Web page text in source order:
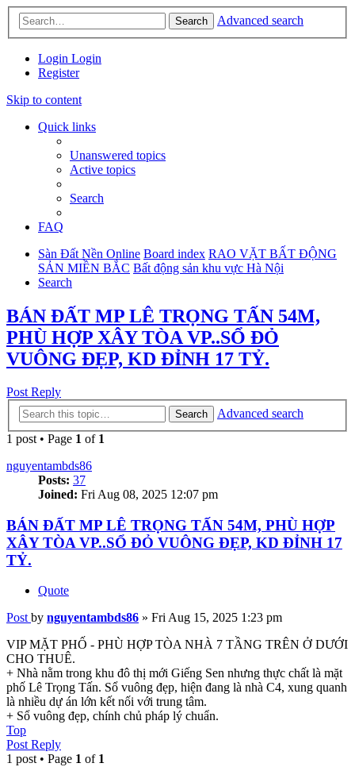
Search Advanced search
Login Login
Register
Skip to content
Quick links
Unanswered topics
Active topics
Search
FAQ
Sàn Đất Nền Online Board index RAO VẶT BẤT ĐỘNG
SẢN MIỀN BẮC Bất động sản khu vực Hà Nội
Search
BÁN ĐẤT MP LÊ TRỌNG TẤN 54M,
PHÙ HỢP XÂY TÒA VP..SỔ ĐỎ
VUÔNG ĐẸP, KD ĐỈNH 17 TỶ.
Post Reply
Search
Advanced search
1 post • Page 1 of 1
nguyentambds86
Posts: 37
Joined: Fri Aug 08, 2025 12:07 pm
BÁN ĐẤT MP LÊ TRỌNG TẤN 54M, PHÙ HỢP
XÂY TÒA VP..SỔ ĐỎ VUÔNG ĐẸP, KD ĐỈNH 17
TỶ.
Quote
Post by nguyentambds86 » Fri Aug 15, 2025 1:23 pm
VIP MẶT PHỐ - PHÙ HỢP TÒA NHÀ 7 TẦNG TRÊN Ở DƯỚI
CHO THUÊ.
+ Nhà nằm trong khu đô thị mới Giếng Sen nhưng thực chất là mặt
phố Lê Trọng Tấn. Sổ vuông đẹp, hiện đang là nhà C4, xung quanh
là nhiều dự án lớn kết nối với trung tâm.
+ Sổ vuông đẹp, chính chủ pháp lý chuẩn.
Top
Post Reply
1 post • Page 1 of 1